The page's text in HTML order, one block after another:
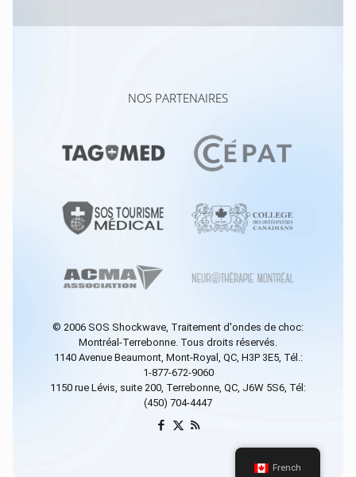
NOS PARTENAIRES
© 2006 SOS Shockwave, Traitement d'ondes de choc:
Montréal-Terrebonne. Tous droits réservés.
1140 Avenue Beaumont, Mont-Royal, QC, H3P 3E5, Tél.:
1-877-672-9060
1150 rue Lévis, suite 200, Terrebonne, QC, J6W 5S6, Tél:
(450) 704-4447
French